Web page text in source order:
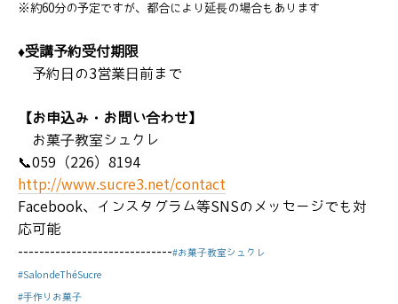
※約60分の予定ですが、都合により延長の場合もあります
♦受講予約受付期限
予約日の3営業日前まで
【お申込み・お問い合わせ】
お菓子教室シュクレ
📞059（226）8194
http://www.sucre3.net/contact
Facebook、インスタグラム等SNSのメッセージでも対
応可能
-----------------------------#お菓子教室シュクレ
#SalondeThéSucre
#手作りお菓子